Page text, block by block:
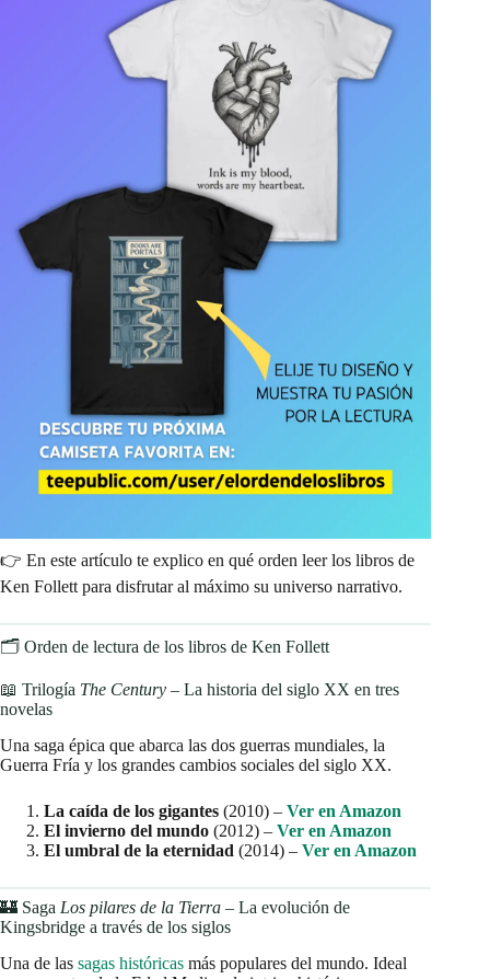
👉 En este artículo te explico en qué orden leer los libros de
Ken Follett para disfrutar al máximo su universo narrativo.
🗂️ Orden de lectura de los libros de Ken Follett
📖 Trilogía The Century – La historia del siglo XX en tres
novelas
Una saga épica que abarca las dos guerras mundiales, la
Guerra Fría y los grandes cambios sociales del siglo XX.
La caída de los gigantes (2010) – Ver en Amazon
El invierno del mundo (2012) – Ver en Amazon
El umbral de la eternidad (2014) – Ver en Amazon
🏰 Saga Los pilares de la Tierra – La evolución de
Kingsbridge a través de los siglos
Una de las sagas históricas más populares del mundo. Ideal